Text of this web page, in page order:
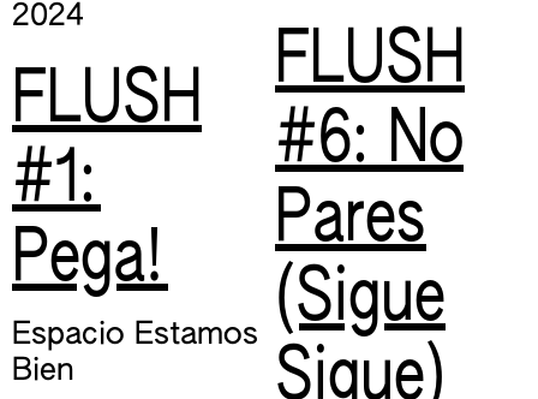
2024
FLUSH
#1:
Pega!
Espacio Estamos
Bien
FLUSH
#6: No
Pares
(Sigue
Sigue)